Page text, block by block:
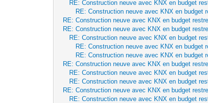
RE: Construction neuve avec KNX en budget
RE: Construction neuve avec KNX en budget
RE: Construction neuve avec KNX en budget
RE: Construction neuve avec KNX en budget
RE: Construction neuve avec KNX en budget
RE: Construction neuve avec KNX en budget
RE: Construction neuve avec KNX en budget
RE: Construction neuve avec KNX en budget
RE: Construction neuve avec KNX en budget
RE: Construction neuve avec KNX en budget
RE: Construction neuve avec KNX en budget
RE: Construction neuve avec KNX en budget